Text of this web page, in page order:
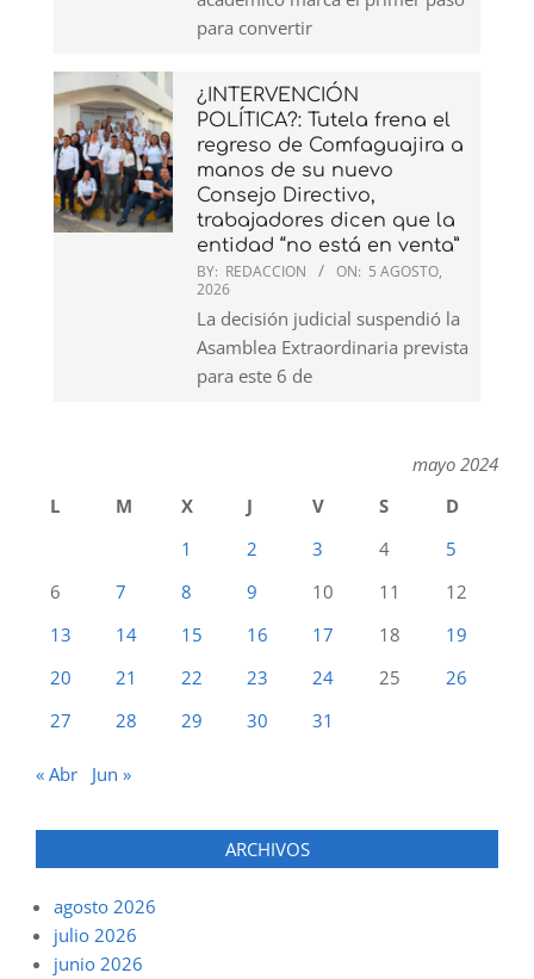
para convertir
¿INTERVENCIÓN
POLÍTICA?: Tutela frena el
regreso de Comfaguajira a
manos de su nuevo
Consejo Directivo,
trabajadores dicen que la
entidad “no está en venta”
BY: REDACCION ON: 5 AGOSTO,
2026
La decisión judicial suspendió la
Asamblea Extraordinaria prevista
para este 6 de
mayo 2024
L
M X J V S
D
1
2 3 4
5
6
7 8 9 10 11
12
13
14 15 16 17 18
19
20
21 22 23 24 25
26
27
28 29 30 31
« Abr Jun »
ARCHIVOS
agosto 2026
julio 2026
junio 2026